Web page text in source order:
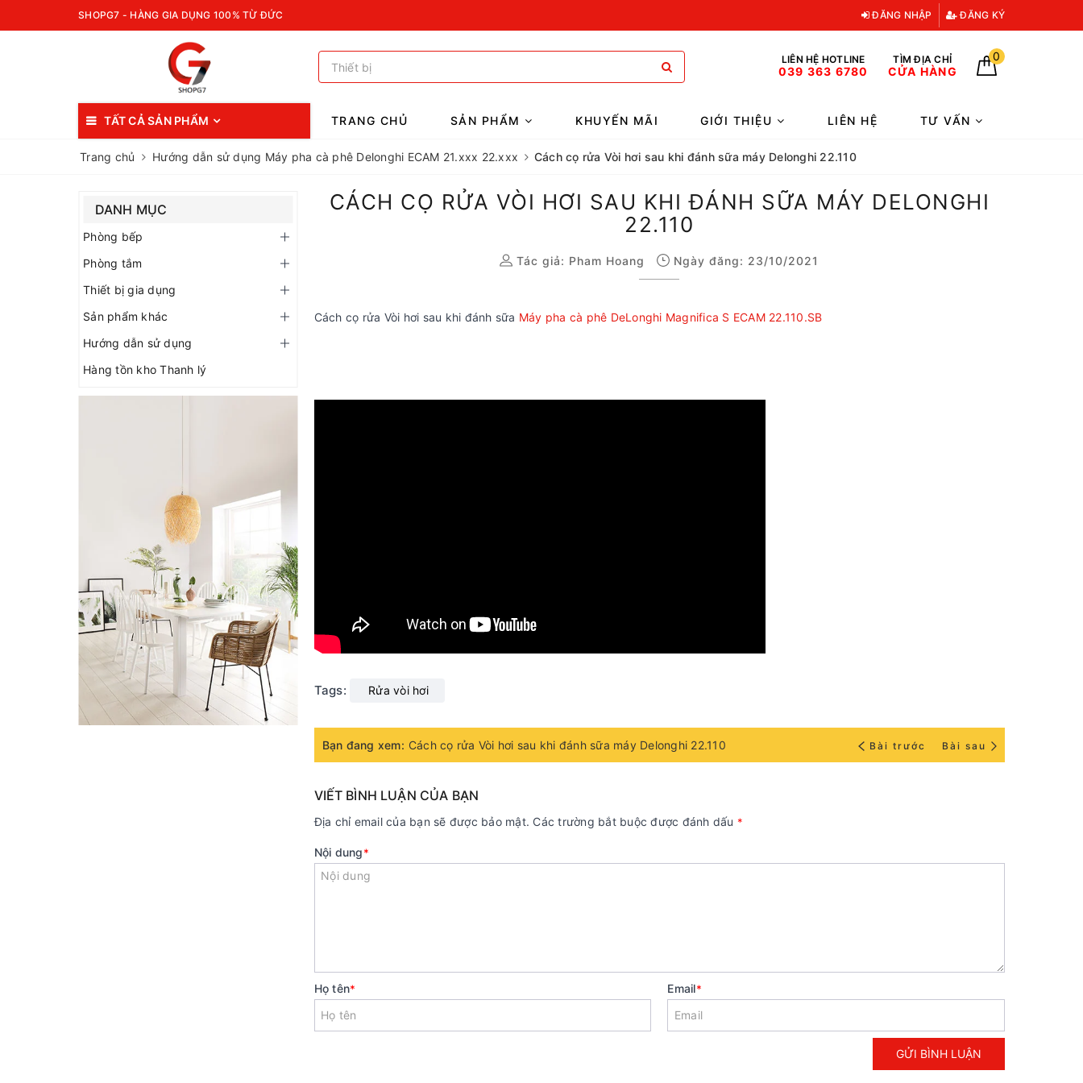
SHOPG7 - HÀNG GIA DỤNG 100% TỪ ĐỨC ĐĂNG NHẬP ĐĂNG KÝ
LIÊN HỆ HOTLINE
039 363 6780
TÌM ĐỊA CHỈ
CỬA HÀNG
0
TẤT CẢ SẢN PHẨM TRANG CHỦ SẢN PHẨM KHUYẾN MÃI GIỚI THIỆU LIÊN HỆ TƯ VẤN
Trang chủ Hướng dẫn sử dụng Máy pha cà phê Delonghi ECAM 21.xxx 22.xxx Cách cọ rửa Vòi hơi sau khi đánh sữa máy Delonghi 22.110
CÁCH CỌ RỬA VÒI HƠI SAU KHI ĐÁNH SỮA MÁY DELONGHI
22.110
Tác giả: Pham Hoang Ngày đăng: 23/10/2021
Cách cọ rửa Vòi hơi sau khi đánh sữa Máy pha cà phê DeLonghi Magnifica S ECAM 22.110.SB
Tags: Rửa vòi hơi
Bạn đang xem: Cách cọ rửa Vòi hơi sau khi đánh sữa máy Delonghi 22.110 Bài trước Bài sau
VIẾT BÌNH LUẬN CỦA BẠN
Địa chỉ email của bạn sẽ được bảo mật. Các trường bắt buộc được đánh dấu *
Nội dung*
Họ tên* Email*
GỬI BÌNH LUẬN
DANH MỤC
Phòng bếp
Phòng tắm
Thiết bị gia dụng
Sản phẩm khác
Hướng dẫn sử dụng
Hàng tồn kho Thanh lý